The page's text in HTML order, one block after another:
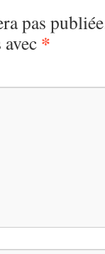
pas
*